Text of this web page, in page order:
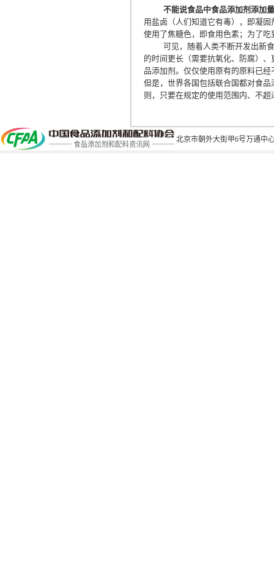
不能说食品中食品添加剂添加
用盐卤（人们知道它有毒），即凝
使用了焦糖色，即食用色素；为了
可见，随着人类不断开发出新
的时间更长（需要抗氧化、防腐）
品添加剂。仅仅使用原有的原料已
但是，世界各国包括联合国都对食
则，只要在规定的使用范围内、不
北京市朝外大街甲6号万通中